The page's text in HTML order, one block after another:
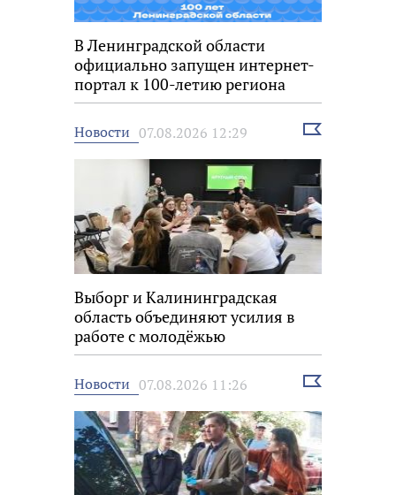
В Ленинградской области
официально запущен интернет-
портал к 100-летию региона
Новости 07.08.2026 12:29
Выбрать
Выборг и Калининградская
область объединяют усилия в
работе с молодёжью
Новости 07.08.2026 11:26
Выбрать